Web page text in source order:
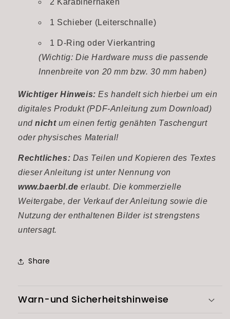
1 Schieber (Leiterschnalle)
1 D-Ring oder Vierkantring
(Wichtig: Die Hardware muss die passende
Innenbreite von 20 mm bzw. 30 mm haben)
Wichtiger Hinweis: Es handelt sich hierbei um ein
digitales Produkt (PDF-Anleitung zum Download)
undnichtum einen fertig genähten Taschengurt
oder physisches Material!
Rechtliches: Das Teilen und Kopieren des Textes
dieser Anleitung ist unter Nennung von
www.baerbl.deerlaubt. Die kommerzielle
Weitergabe, der Verkauf der Anleitung sowie die
Nutzung der enthaltenen Bilder ist strengstens
untersagt.
Share
Warn-und Sicherheitshinweise